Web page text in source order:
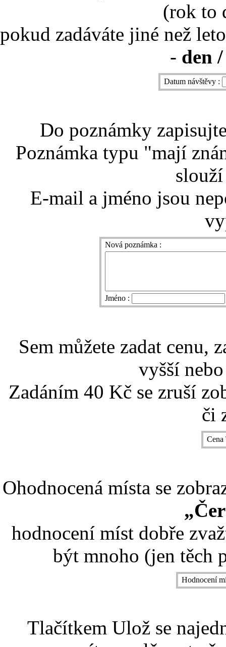
(rok to
pokud zadáváte jiné než
- den
Datum návštěvy :
Do poznámky
Poznámka typu "mají
E-mail a jméno jsou
Nová poznámka :
Jméno :
Sem můžete zadat cenu,
vyšší
Zadáním 40 Kč se zruší
či
Ohodnocená místa se
hodnocení míst dobře
být mnoho (jen těch
Hodnocení
Tlačítkem Ulož se